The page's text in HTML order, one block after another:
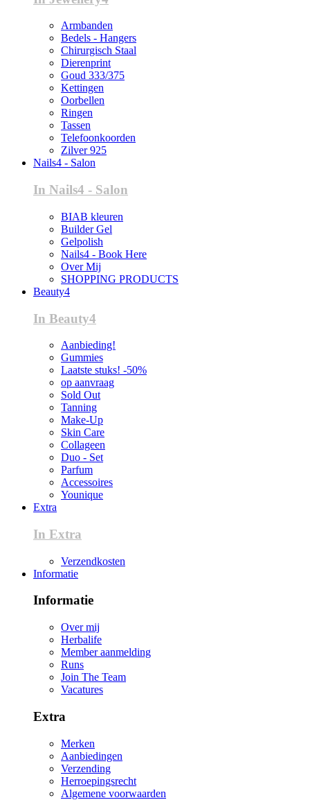
Armbanden
Bedels - Hangers
Chirurgisch Staal
Dierenprint
Goud 333/375
Kettingen
Oorbellen
Ringen
Tassen
Telefoonkoorden
Zilver 925
Nails4 - Salon
In Nails4 - Salon
BIAB kleuren
Builder Gel
Gelpolish
Nails4 - Book Here
Over Mij
SHOPPING PRODUCTS
Beauty4
In Beauty4
Aanbieding!
Gummies
Laatste stuks! -50%
op aanvraag
Sold Out
Tanning
Make-Up
Skin Care
Collageen
Duo - Set
Parfum
Accessoires
Younique
Extra
In Extra
Verzendkosten
Informatie
Informatie
Over mij
Herbalife
Member aanmelding
Runs
Join The Team
Vacatures
Extra
Merken
Aanbiedingen
Verzending
Herroepingsrecht
Algemene voorwaarden